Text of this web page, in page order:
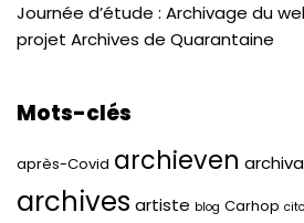
Journée d’étude : Archivage du
projet Archives de Quarantaine
Mots-clés
après-Covid archieven
archives artiste blog Carhop